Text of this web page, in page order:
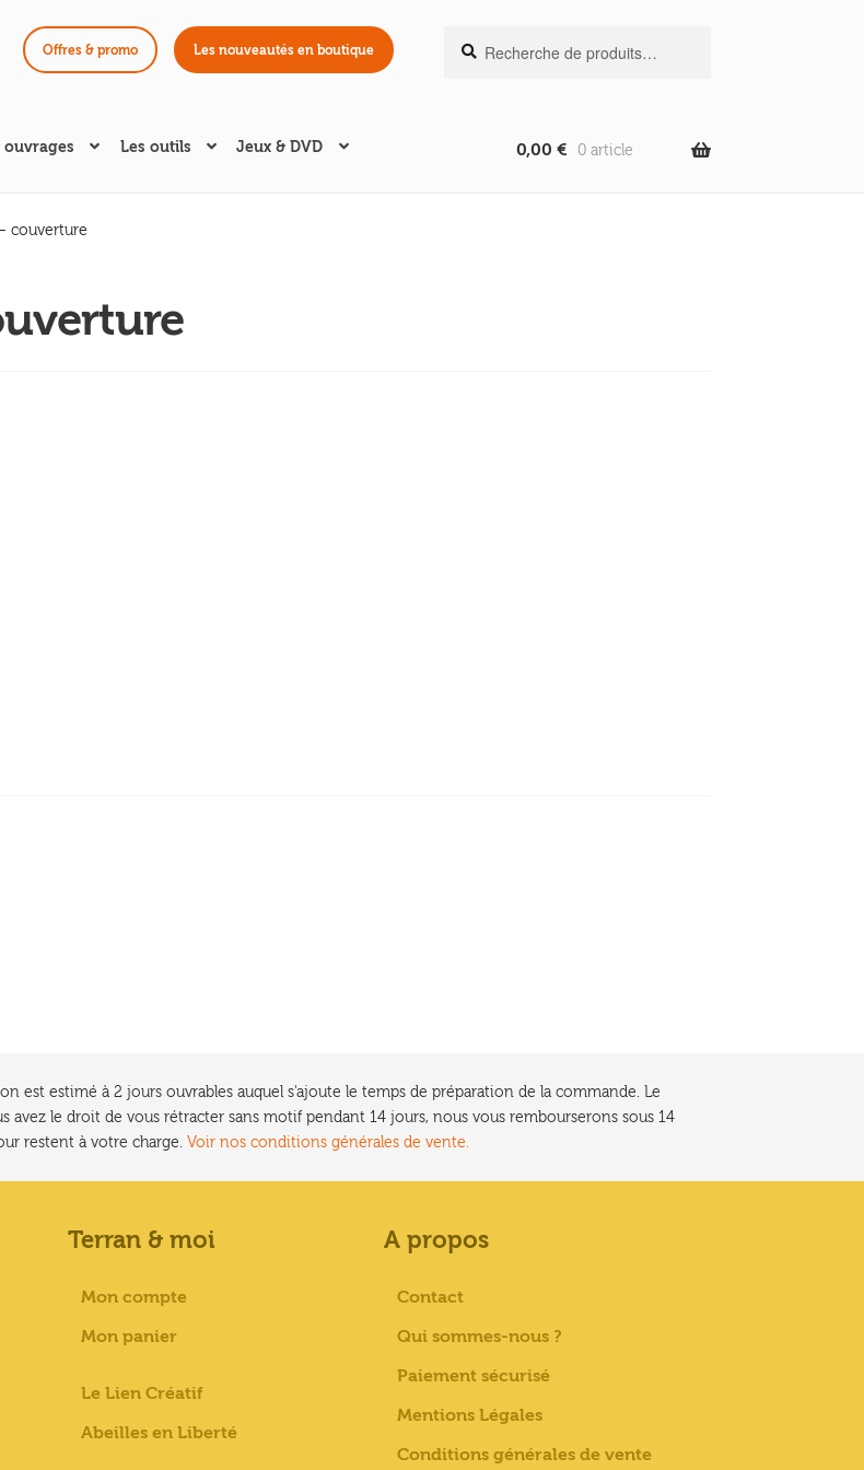
Offres & promo Les nouveautés en boutique
pour :
Recherche
ouvrages Les outils Jeux & DVD 0,00 € 0 article
couverture
est estimé à 2 jours ouvrables auquel s'ajoute le temps de préparation de la commande. Le
avez le droit de vous rétracter sans motif pendant 14 jours, nous vous rembourserons sous 14
restent à votre charge. Voir nos conditions générales de vente.
Terran & moi
Mon compte
Mon panier
Le Lien Créatif
Abeilles en Liberté
A propos
Contact
Qui sommes-nous ?
Paiement sécurisé
Mentions Légales
Conditions générales de vente